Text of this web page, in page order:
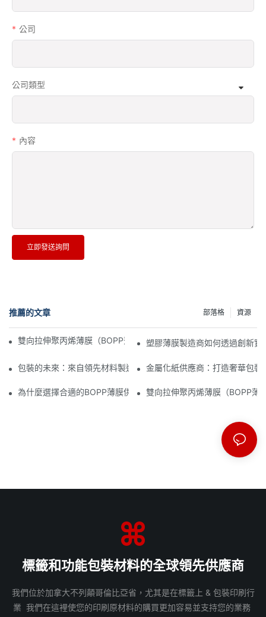
公司
公司類型
內容
立即發送詢問
推薦的文章 資源
部落格
雙向拉伸聚丙烯薄膜（BOPP薄膜）製造商：柔性包裝的支柱
塑膠薄膜製造商如何透過創新實
包裝的未來：來自領先材料製造商的洞見金屬化紙供應商：打造奢華包裝
為什麼選擇合適的BOPP薄膜供應商對您的業務至關重要
雙向拉伸聚丙烯薄膜（BOPP薄
標籤和功能包裝材料的全球領先供應商
我們位於加拿大不列顛哥倫比亞省，尤其是在標籤上 & 包裝印刷行
業 我們在這裡使您的印刷原材料的購買更加容易並支持您的業務